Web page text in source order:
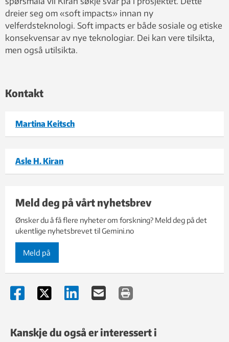
dreier seg om «soft impacts» innan ny
velferdsteknologi. Soft impacts er både sosiale og etiske
konsekvensar av nye teknologiar. Dei kan vere tilsikta,
men også utilsikta.
Kontakt
Martina Keitsch
Asle H. Kiran
Meld deg på vårt nyhetsbrev
Ønsker du å få flere nyheter om forskning? Meld deg på det
ukentlige nyhetsbrevet til Gemini.no
Meld på
Kanskje du også er interessert i